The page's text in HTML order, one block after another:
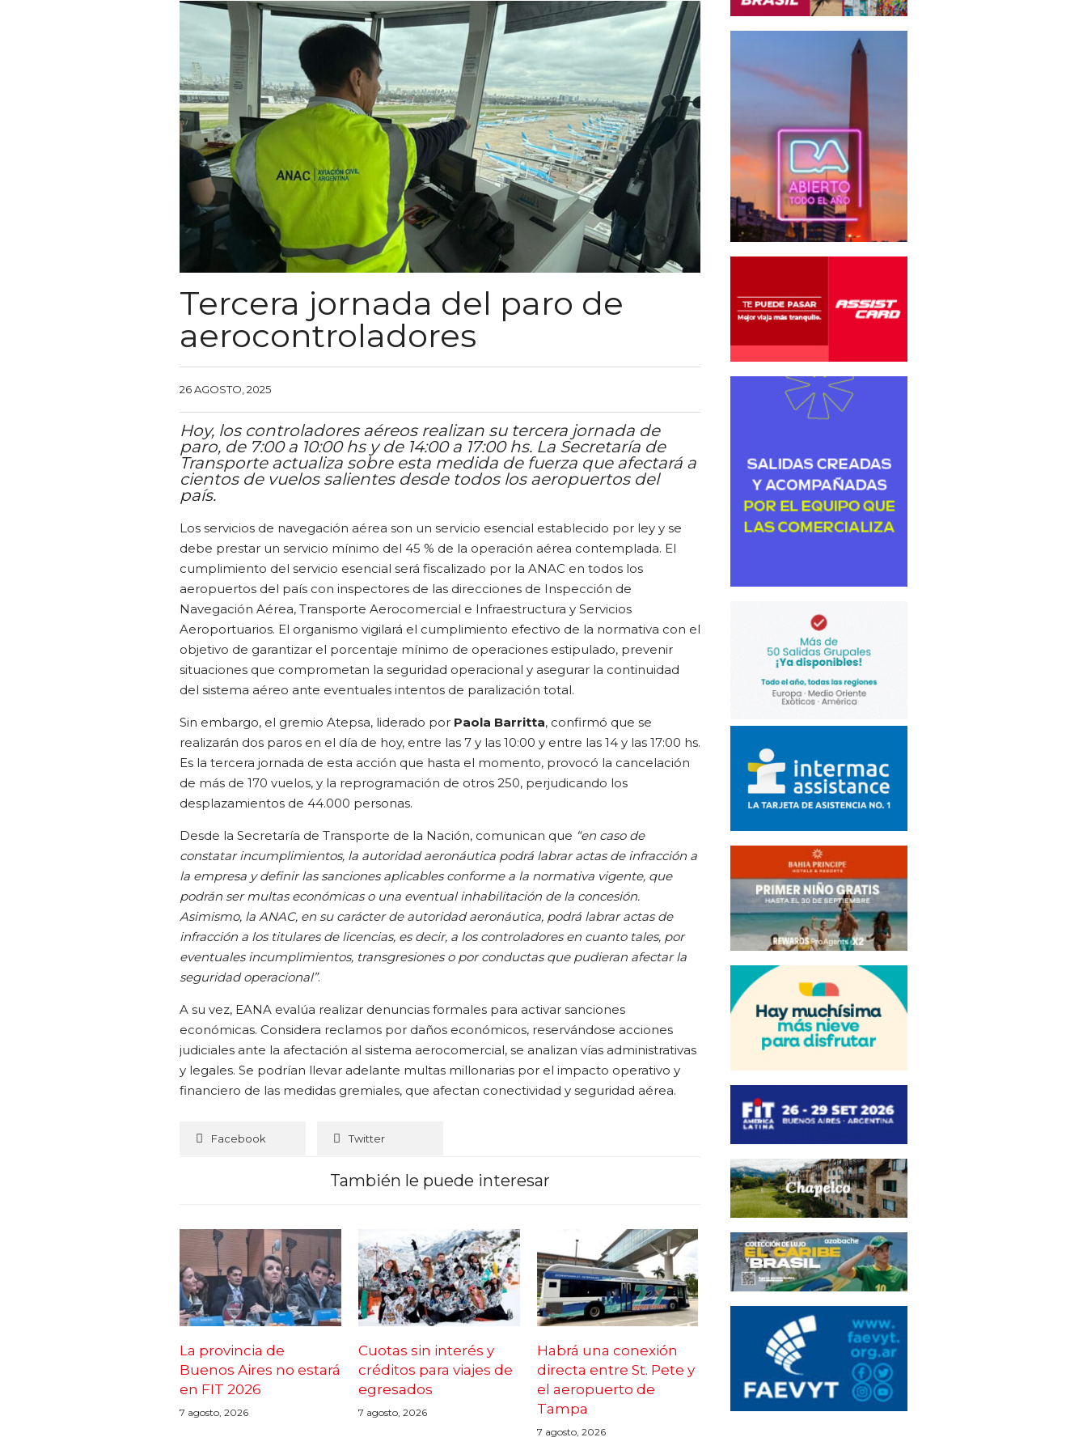
Tercera jornada del paro de
aerocontroladores
26 AGOSTO, 2025
Hoy, los controladores aéreos realizan su tercera jornada de
paro, de 7:00 a 10:00 hs y de 14:00 a 17:00 hs. La Secretaría de
Transporte actualiza sobre esta medida de fuerza que afectará a
cientos de vuelos salientes desde todos los aeropuertos del
país.
Los servicios de navegación aérea son un servicio esencial establecido por ley y se
debe prestar un servicio mínimo del 45 % de la operación aérea contemplada. El
cumplimiento del servicio esencial será fiscalizado por la ANAC en todos los
aeropuertos del país con inspectores de las direcciones de Inspección de
Navegación Aérea, Transporte Aerocomercial e Infraestructura y Servicios
Aeroportuarios. El organismo vigilará el cumplimiento efectivo de la normativa con el
objetivo de garantizar el porcentaje mínimo de operaciones estipulado, prevenir
situaciones que comprometan la seguridad operacional y asegurar la continuidad
del sistema aéreo ante eventuales intentos de paralización total.
Sin embargo, el gremio Atepsa, liderado por Paola Barritta, confirmó que se
realizarán dos paros en el día de hoy, entre las 7 y las 10:00 y entre las 14 y las 17:00 hs.
Es la tercera jornada de esta acción que hasta el momento, provocó la cancelación
de más de 170 vuelos, y la reprogramación de otros 250, perjudicando los
desplazamientos de 44.000 personas.
Desde la Secretaría de Transporte de la Nación, comunican que “en caso de
constatar incumplimientos, la autoridad aeronáutica podrá labrar actas de infracción a
la empresa y definir las sanciones aplicables conforme a la normativa vigente, que
podrán ser multas económicas o una eventual inhabilitación de la concesión.
Asimismo, la ANAC, en su carácter de autoridad aeronáutica, podrá labrar actas de
infracción a los titulares de licencias, es decir, a los controladores en cuanto tales, por
eventuales incumplimientos, transgresiones o por conductas que pudieran afectar la
seguridad operacional”.
A su vez, EANA evalúa realizar denuncias formales para activar sanciones
económicas. Considera reclamos por daños económicos, reservándose acciones
judiciales ante la afectación al sistema aerocomercial, se analizan vías administrativas
y legales. Se podrían llevar adelante multas millonarias por el impacto operativo y
financiero de las medidas gremiales, que afectan conectividad y seguridad aérea.
Facebook Twitter
También le puede interesar
La provincia de
Buenos Aires no estará
en FIT 2026
7 agosto, 2026
Cuotas sin interés y
créditos para viajes de
egresados
7 agosto, 2026
Habrá una conexión
directa entre St. Pete y
el aeropuerto de
Tampa
7 agosto, 2026